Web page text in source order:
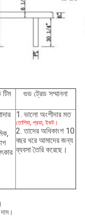
গুড ট্রেড সম্মাননা
1. ভালো অংশীদার মত
তোশিবা, প্রডা, ইকট।
2. তাদের অধিকাংশ 10
বছর ধরে আমাদের জন্য
ব্যবসা তৈরি করেছে।